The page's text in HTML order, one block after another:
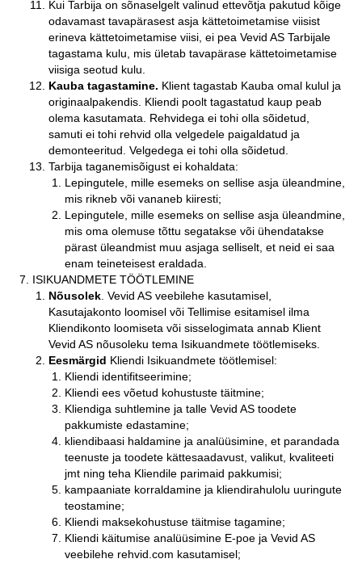
Kui Tarbija on sõnaselgelt valinud ettevõtja pakutud kõige
odavamast tavapärasest asja kättetoimetamise viisist
erineva kättetoimetamise viisi, ei pea Vevid AS Tarbijale
tagastama kulu, mis ületab tavapärase kättetoimetamise
viisiga seotud kulu.
Kauba tagastamine. Klient tagastab Kauba omal kulul ja
originaalpakendis. Kliendi poolt tagastatud kaup peab
olema kasutamata. Rehvidega ei tohi olla sõidetud,
samuti ei tohi rehvid olla velgedele paigaldatud ja
demonteeritud. Velgedega ei tohi olla sõidetud.
Tarbija taganemisõigust ei kohaldata:
Lepingutele, mille esemeks on sellise asja üleandmine,
mis rikneb või vananeb kiiresti;
Lepingutele, mille esemeks on sellise asja üleandmine,
mis oma olemuse tõttu segatakse või ühendatakse
pärast üleandmist muu asjaga selliselt, et neid ei saa
enam teineteisest eraldada.
ISIKUANDMETE TÖÖTLEMINE
Nõusolek . Vevid AS veebilehe kasutamisel,
Kasutajakonto loomisel või Tellimise esitamisel ilma
Kliendikonto loomiseta või sisselogimata annab Klient
Vevid AS nõusoleku tema Isikuandmete töötlemiseks.
Eesmärgid Kliendi Isikuandmete töötlemisel:
Kliendi identifitseerimine;
Kliendi ees võetud kohustuste täitmine;
Kliendiga suhtlemine ja talle Vevid AS toodete
pakkumiste edastamine;
kliendibaasi haldamine ja analüüsimine, et parandada
teenuste ja toodete kättesaadavust, valikut, kvaliteeti
jmt ning teha Kliendile parimaid pakkumisi;
kampaaniate korraldamine ja kliendirahulolu uuringute
teostamine;
Kliendi maksekohustuse täitmise tagamine;
Kliendi käitumise analüüsimine E-poe ja Vevid AS
veebilehe rehvid.com kasutamisel;